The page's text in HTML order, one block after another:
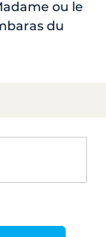
ou le
du